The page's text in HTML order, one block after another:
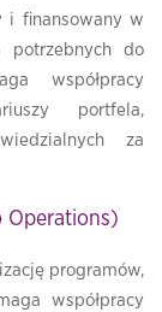
i finansowany w
potrzebnych do
współpracy
portfela,
za
Operations)
programów,
współpracy